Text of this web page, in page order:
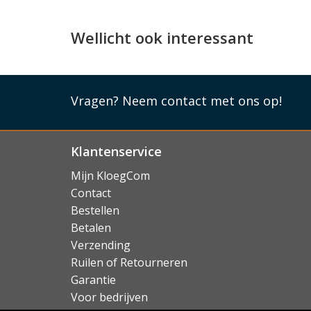
valbescherming van dit hoesje.
Wellicht ook interessant
Vragen? Neem contact met ons op!
Klantenservice
Mijn KloegCom
Contact
Bestellen
Betalen
Verzending
Ruilen of Retourneren
Garantie
Voor bedrijven